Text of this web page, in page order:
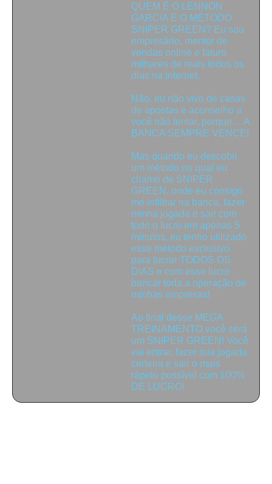
QUEM É O
LENNON
GARCIAE O MÉTODO
SNIPER GREEN? Eu sou
empresário, mentor de
vendas online e faturo
milhares de reais todos os
dias na internet.
Não, eu não vivo de casas
de apostas e aconselho a
você não tentar, porque… A
BANCA SEMPRE VENCE!
Mas quando eu descobri
um método no qual eu
chamo de SNIPER
GREEN, onde eu consigo
me infiltrar na banca, fazer
minha jogada e sair com
todo o lucro em apenas 5
minutos, eu tenho utilizado
esse método exclusivo
para lucrar TODOS OS
DIAS e com esse lucro
bancar toda a operação de
minhas empresas!
Ao final desse MEGA
TREINAMENTO você será
um SNIPER GREEN! Você
vai entrar, fazer sua jogada
certeira e sair o mais
rápido possível com 100%
DE LUCRO!